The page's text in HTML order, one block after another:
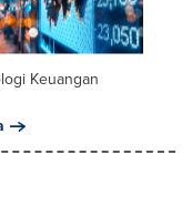
Keuangan